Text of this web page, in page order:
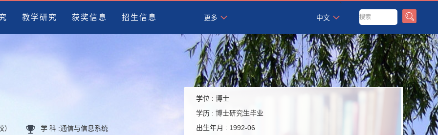
教学研究 获奖信息 招生信息 更多
`
中文
学 科 :通信与信息系统
学位 : 博士
学历 : 博士研究生毕业
出生年月 : 1992-06